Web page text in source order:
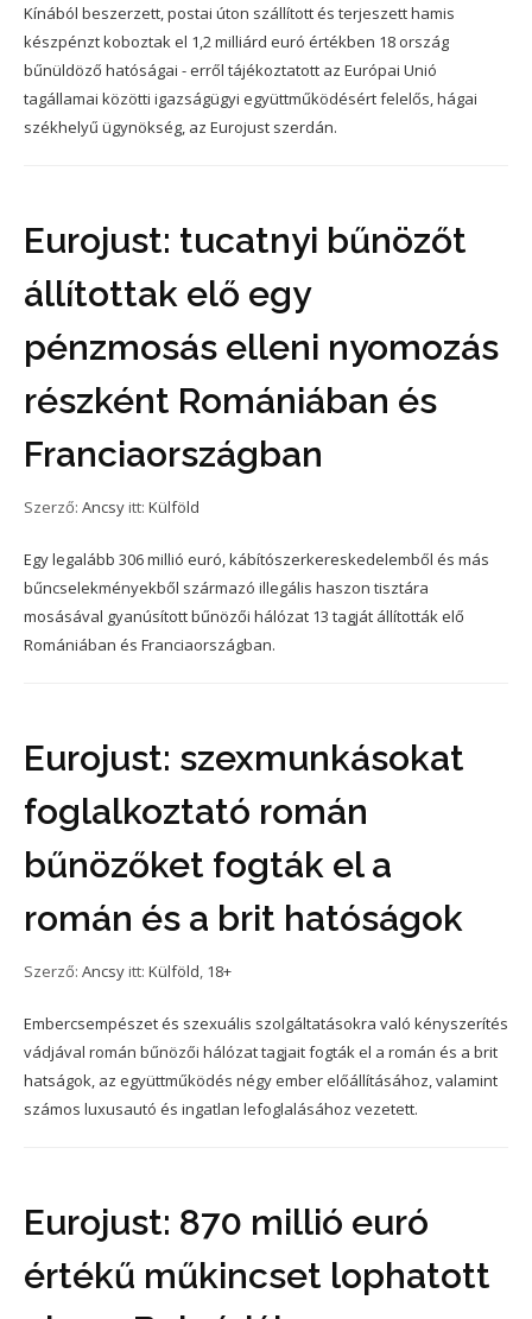
Kínából beszerzett, postai úton szállított és terjeszett hamis
készpénzt koboztak el 1,2 milliárd euró értékben 18 ország
bűnüldöző hatóságai - erről tájékoztatott az Európai Unió
tagállamai közötti igazságügyi együttműködésért felelős, hágai
székhelyű ügynökség, az Eurojust szerdán.
Eurojust: tucatnyi bűnözőt
állítottak elő egy
pénzmosás elleni nyomozás
részként Romániában és
Franciaországban
Szerző: Ancsy itt: Külföld
Egy legalább 306 millió euró, kábítószerkereskedelemből és más
bűncselekményekből származó illegális haszon tisztára
mosásával gyanúsított bűnözői hálózat 13 tagját állították elő
Romániában és Franciaországban.
Eurojust: szexmunkásokat
foglalkoztató román
bűnözőket fogták el a
román és a brit hatóságok
Szerző: Ancsy itt: Külföld, 18+
Embercsempészet és szexuális szolgáltatásokra való kényszerítés
vádjával román bűnözői hálózat tagjait fogták el a román és a brit
hatságok, az együttműködés négy ember előállításához, valamint
számos luxusautó és ingatlan lefoglalásához vezetett.
Eurojust: 870 millió euró
értékű műkincset lophatott